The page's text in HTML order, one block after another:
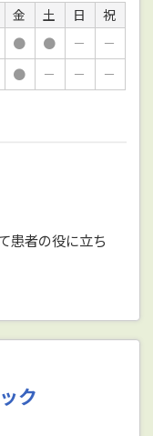
金 土 日
祝
● ● －
－
● － － －
患者の役に立ち
ク